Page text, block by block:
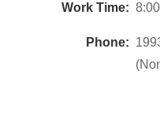
Work Time:
Phone: